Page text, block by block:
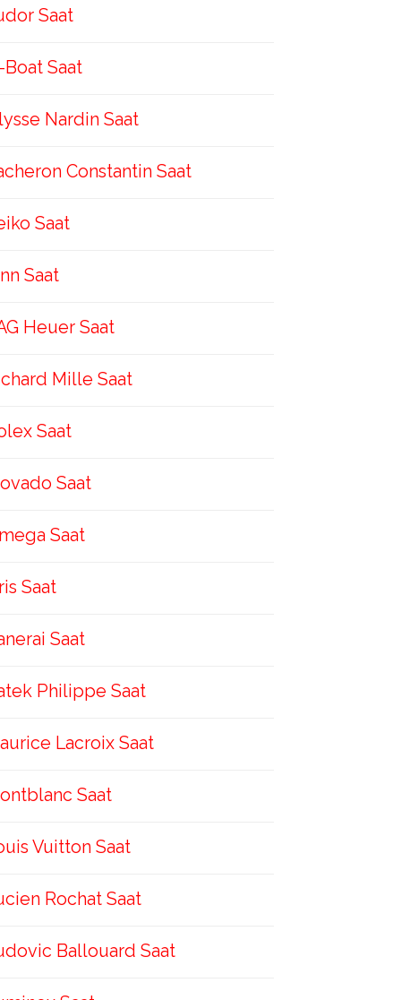
Saat
Boat Saat
Nardin Saat
Constantin Saat
Saat
Saat
Heuer Saat
Mille Saat
Saat
Saat
Saat
Saat
Saat
Philippe Saat
Lacroix Saat
Saat
Vuitton Saat
Rochat Saat
Ballouard Saat